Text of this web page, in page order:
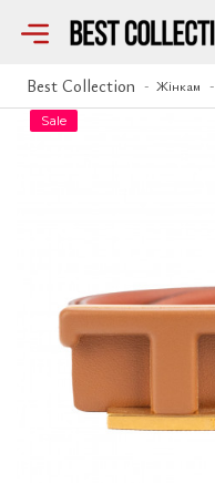
Best Collection Жінкам
Ремінь TOD'S
Sale